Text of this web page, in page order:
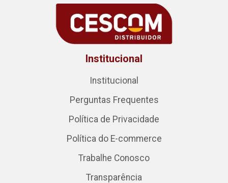
Institucional
Institucional
Perguntas Frequentes
Política de Privacidade
Política do E-commerce
Trabalhe Conosco
Transparência